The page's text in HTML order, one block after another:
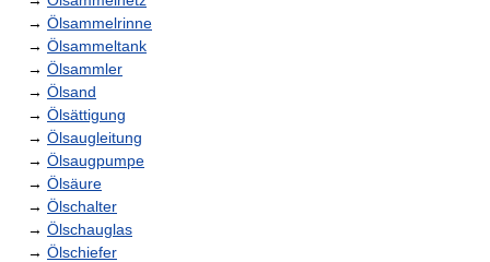
→ Ölsammelrinne
→ Ölsammeltank
→ Ölsammler
→ Ölsand
→ Ölsättigung
→ Ölsaugleitung
→ Ölsaugpumpe
→ Ölsäure
→ Ölschalter
→ Ölschauglas
→ Ölschiefer